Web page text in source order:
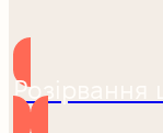
Розірвання